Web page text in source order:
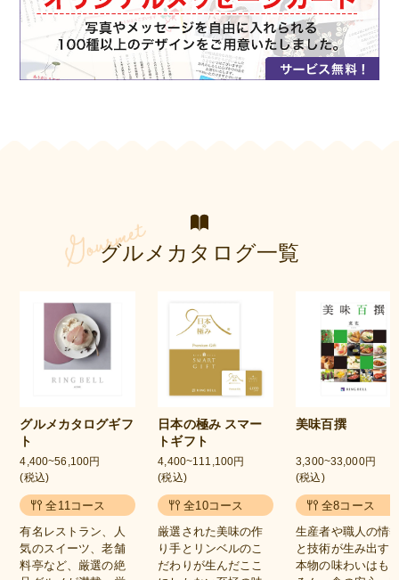
グルメカタログ一覧
グルメカタログギフ
ト
4,400~56,100円
(税込)
全11コース
有名レストラン、人
気のスイーツ、老舗
料亭など、厳選の絶
日本の極み スマー
トギフト
4,400~111,100円
(税込)
全10コース
厳選された美味の作
り手とリンベルのこ
だわりが生んだここ
美味百撰
3,300~33,000円
(税込)
全8コース
生産者や職人の情
と技術が生み出す
本物の味わいはも